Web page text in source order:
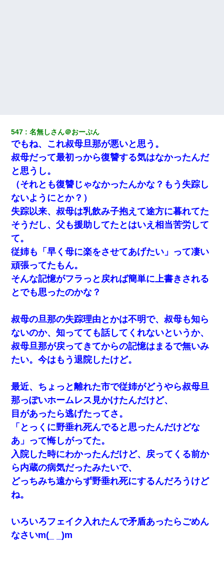
俺「初対面でなに言ったか覚えてる？」嫁「臭いんだよ！キモオ
タ？だっけ？」俺「だいたい合ってる。で、なんで告白してきた
の？」→
【不幸な結婚式】新郎親族「ブスのくせにドレスなんか着ちゃっ
てさ～ほんと恥ずかしいわよね～（大声」新郎両親「！！！（土
下座」→ 結果・・・
婚活パーティーでよく会う美女がいた。こんな完璧な容姿を持っ
てしても結婚て難しいんだなぁ…と思ってた
クラスで一人無口で誰とも話さない男子がいた。→修学旅行に来
なかったその男子に女子達がお土産を渡した。5分後…
新卒の女性社員に1年半ストーカーされていた。俺「マジで怖い」
上司「話をしてみる」→女性社員「実は10数年前に…」
【画像】女上司(30)「終電なくなったね…部屋くる？」ワイ「行
きます！」
３２歳俺「ずっと好きでした！！付き合って下さい！」 ２５歳
彼女「うん！！絶対幸せになろうね！！！！」 → ７年後ｗｗ
ｗｗｗ
32歳ワイ、34歳の可愛い女と付き合うも現実を知ってしまい無事
死亡・・・
中途採用のAが部長から呼び出された。Aはヘラヘラと部屋に入っ
ていき、1時間後に号泣しながら出てきて…
旦那の元カノをSNSで探して写真を保存して顔面評価スレで写真
を晒してた。ほとんどがブスという評価の中で二人ほど意外に好
評価で苦々しく思った
200万を貸したコウトから、追加で400万の申し込み、私「無理。
義弟より娘たちが大事」旦那「娘たちが成人したら別れよう」私
夫に癌の余命宣告。その闘病中に長女から信じられない言葉を受
けた
547 名無しさん＠おーぷん
でもね、これ叔母旦那が悪いと思う。
叔母だって最初っから復讐する気はなかったんだ
と思うし。
（それとも復讐じゃなかったんかな？もう失踪し
ないようにとか？）
失踪以来、叔母は乳飲み子抱えて途方に暮れてた
そうだし、父も援助してたとはいえ相当苦労して
て。
従姉も「早く母に楽をさせてあげたい」って凄い
頑張ってたもん。
そんな記憶がフラっと戻れば簡単に上書きされる
とでも思ったのかな？
叔母の旦那の失踪理由とかは不明で、叔母も知ら
ないのか、知ってても話してくれないというか、
叔母旦那が戻ってきてからの記憶はまるで無いみ
たい。今はもう退院したけど。
最近、ちょっと離れた市で従姉がどうやら叔母旦
那っぽいホームレス見かけたんだけど、
目があったら逃げたってさ。
「とっくに野垂れ死んでると思ったんだけどな
あ」って悔しがってた。
入院した時にわかったんだけど、戻ってくる前か
ら内蔵の病気だったみたいで、
どっちみち遠からず野垂れ死にするんだろうけど
ね。
いろいろフェイク入れたんで矛盾あったらごめん
なさいm(_ _)m